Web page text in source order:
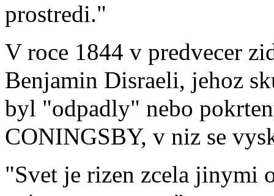
prostredi."
V roce 1844 v predvecer
Benjamin Disraeli, jehoz
byl "odpadly" nebo
CONINGSBY, v niz se
"Svet je rizen zcela jinymi